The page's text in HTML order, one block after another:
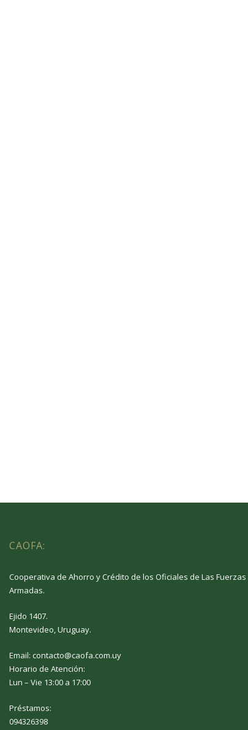
CAOFA:
Cooperativa de Ahorro y Crédito de los Oficiales de Las Fuerzas
Armadas.
Ejido 1407.
Montevideo, Uruguay.
Email: contacto@caofa.com.uy
Horario de Atención:
Lun – Vie 13:00 a 17:00
Préstamos:
094326398